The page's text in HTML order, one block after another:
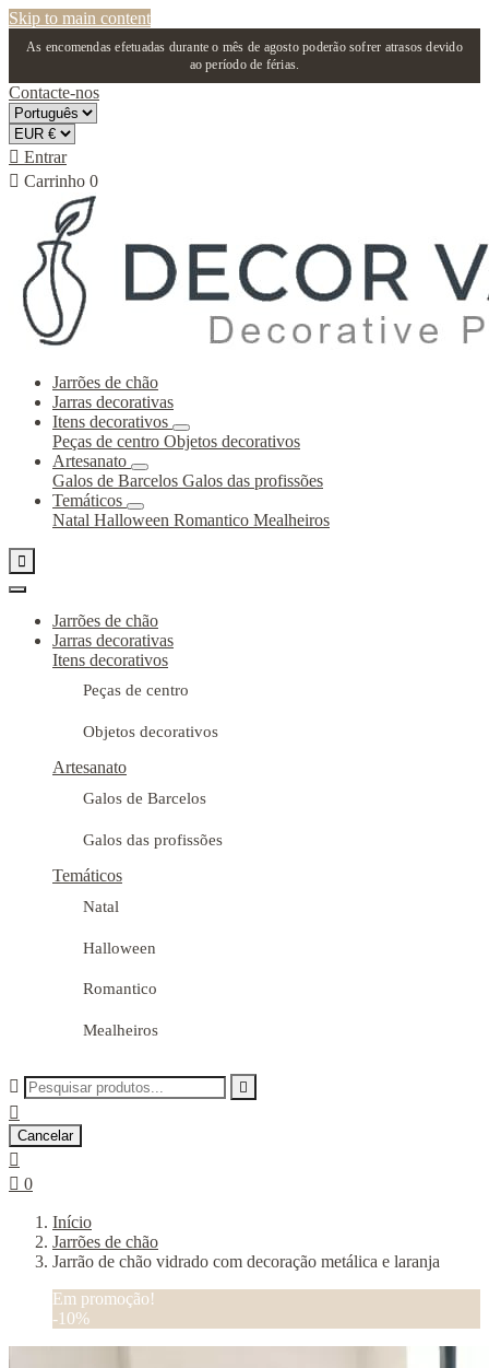
Skip to main content
As encomendas efetuadas durante o mês de agosto poderão sofrer atrasos devido
ao período de férias.
Contacte-nos
 Entrar
 Carrinho 0
Jarrões de chão
Jarras decorativas
Itens decorativos
Peças de centro Objetos decorativos
Artesanato
Galos de Barcelos Galos das profissões
Temáticos
Natal Halloween Romantico Mealheiros

Jarrões de chão
Jarras decorativas
Itens decorativos
Peças de centro
Objetos decorativos
Artesanato
Galos de Barcelos
Galos das profissões
Temáticos
Natal
Halloween
Romantico
Mealheiros
 

Cancelar

 0
Início
Jarrões de chão
Jarrão de chão vidrado com decoração metálica e laranja
Em promoção!
-10%